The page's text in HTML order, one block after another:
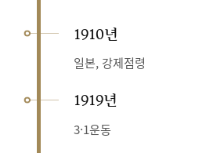
1910년
일본, 강제점령
1919년
3·1운동